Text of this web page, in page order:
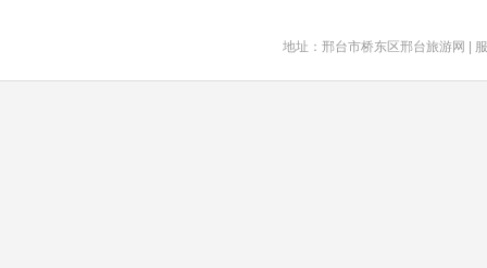
地址：邢台市桥东区邢台旅游网 |